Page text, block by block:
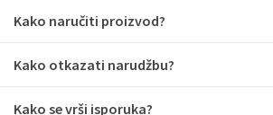
Kako naručiti proizvod?
Kako otkazati narudžbu?
Kako se vrši isporuka?